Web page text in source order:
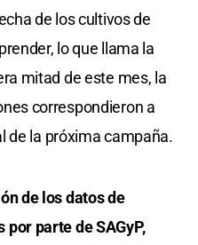
de los cultivos de
lo que llama la
mitad de este mes, la
correspondieron a
de la próxima campaña.
de los datos de
parte de SAGyP,